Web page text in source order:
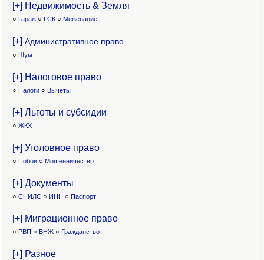
[+] Недвижимость & Земля
○ Гараж ○ ГСК ○ Межевание
[+] Административное право
○ Шум
[+] Налоговое право
○ Налоги ○ Вычеты
[+] Льготы и субсидии
○ ЖКХ
[+] Уголовное право
○ Побои ○ Мошенничество
[+] Документы
○ СНИЛС ○ ИНН ○ Паспорт
[+] Миграционное право
○ РВП ○ ВНЖ ○ Гражданство
[+] Разное